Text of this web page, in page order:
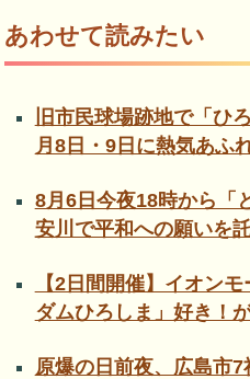
あわせて読みたい
旧市民球場跡地で「ひ
月8日・9日に熱気あふ
8月6日今夜18時から「
安川で平和への願いを
【2日間開催】イオン
ダムひろしま」好き！
原爆の日前夜、広島市